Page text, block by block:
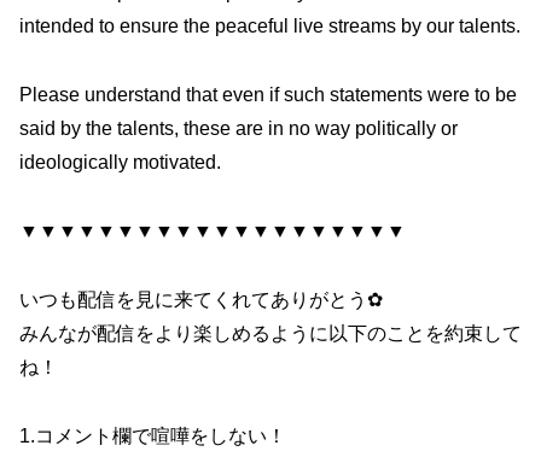
intended to ensure the peaceful live streams by our talents.
Please understand that even if such statements were to be
said by the talents, these are in no way politically or
ideologically motivated.
▼▼▼▼▼▼▼▼▼▼▼▼▼▼▼▼▼▼▼▼
いつも配信を見に来てくれてありがとう✿
みんなが配信をより楽しめるように以下のことを約束して
ね！
1.コメント欄で喧嘩をしない！